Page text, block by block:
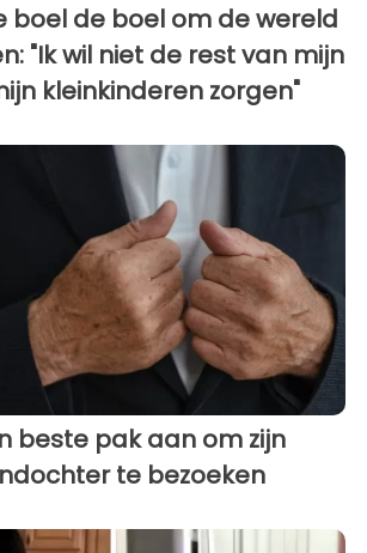
boel de boel om de wereld
"Ik wil niet de rest van mijn
kleinkinderen zorgen"
beste pak aan om zijn
te bezoeken